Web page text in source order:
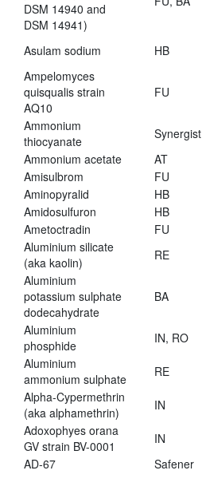
DSM 14940 and
DSM 14941)
Asulam sodium HB
Ampelomyces
quisqualis strain
AQ10
FU
Ammonium
thiocyanate
Synergist
Ammonium acetate
AT
Amisulbrom
FU
Aminopyralid
HB
Amidosulfuron
HB
Ametoctradin
FU
Aluminium silicate
(aka kaolin)
RE
Aluminium
potassium sulphate
dodecahydrate
BA
Aluminium
phosphide
IN, RO
Aluminium
ammonium sulphate
RE
Alpha-Cypermethrin
(aka alphamethrin)
IN
Adoxophyes orana
GV strain BV-0001
IN
AD-67
Safener